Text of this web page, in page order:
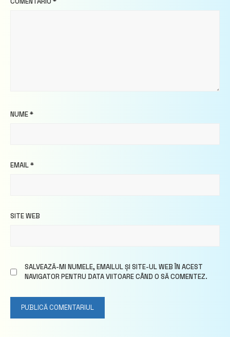
NUME*
EMAIL*
SITE WEB
SALVEAZĂ-MI NUMELE, EMAILUL ȘI SITE-UL WEB ÎN ACEST
NAVIGATOR PENTRU DATA VIITOARE CÂND O SĂ COMENTEZ.